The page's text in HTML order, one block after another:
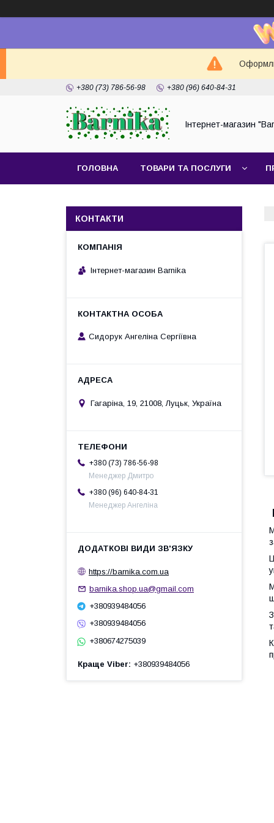
+380 (73) 786-56-98 +380 (96) 640-84-31
Інтернет-магазин
ГОЛОВНА ТОВАРИ ТА ПОСЛУГИ
КОНТАКТИ
Інтернет-магазин Barnika
Сидорук Ангеліна Сергіївна
Гагаріна, 19, 21008, Луцьк, Україна
+380 (73) 786-56-98
Менеджер Дмитро
+380 (96) 640-84-31
Менеджер Ангеліна
https://barnika.com.ua
barnika.shop.ua@gmail.com
+380939484056
+380939484056
+380674275039
Краще Viber +380939484056